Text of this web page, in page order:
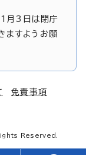
月3日は閉庁
ますようお願
免責事項
Reserved.